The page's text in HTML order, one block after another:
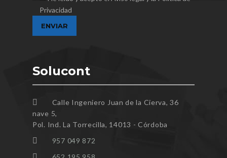
Privacidad
Solucont
Calle Ingeniero Juan de la Cierva, 36
nave 5,
Pol. Ind. La Torrecilla, 14013 - Córdoba
957 049 872